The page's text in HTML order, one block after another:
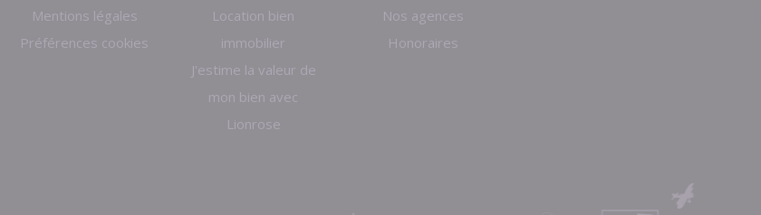
Mentions légales
Préférences cookies
Location bien
immobilier
J'estime la valeur de
mon bien avec
Lionrose
Nos agences
Honoraires